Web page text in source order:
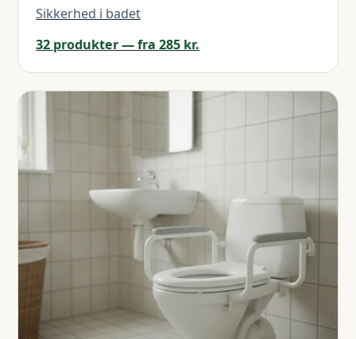
Sikkerhed i badet
32 produkter — fra 285 kr.